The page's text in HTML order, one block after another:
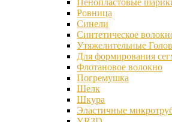
Ровница
Синели
Синтетическое
Утяжелительные
Для формирования
Флотановое волокно
Погремушка
Шелк
Шкура
Эластичные